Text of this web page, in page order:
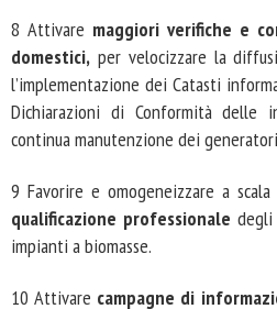
8 Attivare maggiori verifiche e
domestici, per velocizzare la
l’implementazione dei Catasti
Dichiarazioni di Conformità
continua manutenzione dei
9 Favorire e omogeneizzare a
qualificazione professionale
impianti a biomasse.
10 Attivare campagne di